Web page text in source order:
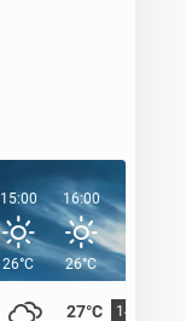
27°C 14°C
15:00
26°C
16:00
26°C
17:00